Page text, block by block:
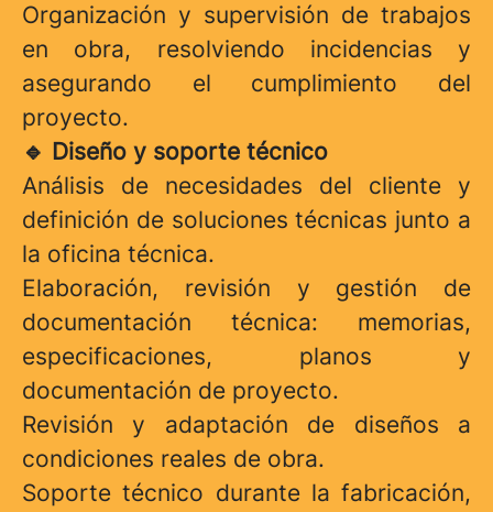
Organización y supervisión de trabajos
en obra, resolviendo incidencias y
asegurando el cumplimiento del
proyecto.
🔹 Diseño y soporte técnico
Análisis de necesidades del cliente y
definición de soluciones técnicas junto a
la oficina técnica.
Elaboración, revisión y gestión de
documentación técnica: memorias,
especificaciones, planos y
documentación de proyecto.
Revisión y adaptación de diseños a
condiciones reales de obra.
Soporte técnico durante la fabricación,